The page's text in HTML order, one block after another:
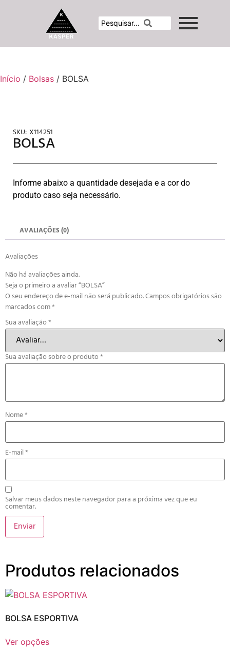
Início / Bolsas / BOLSA
SKU: X114251
BOLSA
Informe abaixo a quantidade desejada e a cor do
produto caso seja necessário.
AVALIAÇÕES (0)
Avaliações
Não há avaliações ainda.
Seja o primeiro a avaliar “BOLSA”
O seu endereço de e-mail não será publicado.Campos obrigatórios são
marcados com*
Sua avaliação*
Sua avaliação sobre o produto*
Nome*
E-mail*
Salvar meus dados neste navegador para a próxima vez que eu
comentar.
Produtos relacionados
BOLSA ESPORTIVA
Ver opções